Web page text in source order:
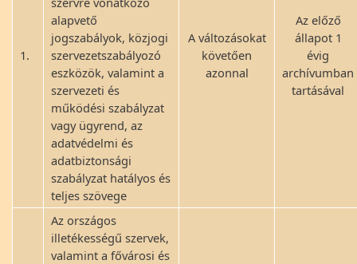
1.
alapvető
jogszabályok, közjogi
szervezetszabályozó
eszközök, valamint a
szervezeti és
működési szabályzat
vagy ügyrend, az
adatvédelmi és
adatbiztonsági
szabályzat hatályos és
teljes szövege
A változásokat
követően
azonnal
Az előző
állapot 1
évig
archívumban
tartásával
Az országos
illetékességű szervek,
valamint a fővárosi és